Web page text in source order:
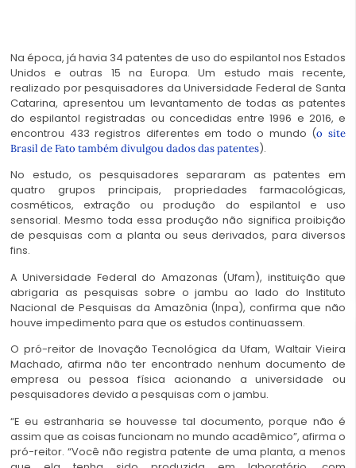
Na época, já havia 34 patentes de uso do espilantol nos Estados
Unidos e outras 15 na Europa. Um estudo mais recente,
realizado por pesquisadores da Universidade Federal de Santa
Catarina, apresentou um levantamento de todas as patentes
do espilantol registradas ou concedidas entre 1996 e 2016, e
encontrou 433 registros diferentes em todo o mundo (o site
Brasil de Fato também divulgou dados das patentes).
No estudo, os pesquisadores separaram as patentes em
quatro grupos principais, propriedades farmacológicas,
cosméticos, extração ou produção do espilantol e uso
sensorial. Mesmo toda essa produção não significa proibição
de pesquisas com a planta ou seus derivados, para diversos
fins.
A Universidade Federal do Amazonas (Ufam), instituição que
abrigaria as pesquisas sobre o jambu ao lado do Instituto
Nacional de Pesquisas da Amazônia (Inpa), confirma que não
houve impedimento para que os estudos continuassem.
O pró-reitor de Inovação Tecnológica da Ufam, Waltair Vieira
Machado, afirma não ter encontrado nenhum documento de
empresa ou pessoa física acionando a universidade ou
pesquisadores devido a pesquisas com o jambu.
“E eu estranharia se houvesse tal documento, porque não é
assim que as coisas funcionam no mundo acadêmico”, afirma o
pró-reitor. “Você não registra patente de uma planta, a menos